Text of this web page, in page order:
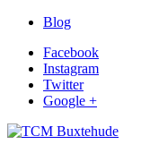
Blog
Facebook
Instagram
Twitter
Google +